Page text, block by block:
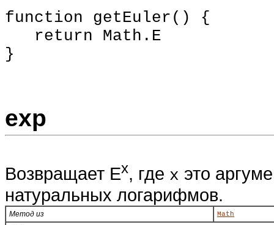
function getEuler() {
return Math.E
}
exp
Возвращает Ex, где x это
натуральных логарифмов.
Метод из Math